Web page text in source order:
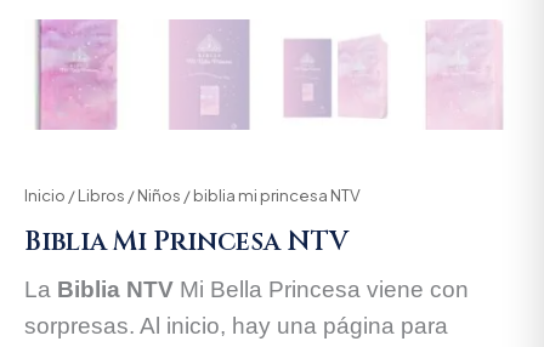
Inicio /Libros /Niños / biblia mi princesa NTV
Biblia Mi Princesa NTV
La Biblia NTV Mi Bella Princesa viene con
sorpresas. Al inicio, hay una página para